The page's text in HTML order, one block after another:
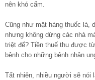
nên khó cấm.
Cũng như mặt hàng thuốc lá,
nhưng không dừng các nhà
triệt để? Tiền thuế thu được
bệnh cho những bệnh nhân
Tất nhiên, nhiều người sẽ nói